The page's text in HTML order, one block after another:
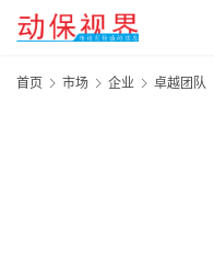
首页 市场 企业 卓越团队